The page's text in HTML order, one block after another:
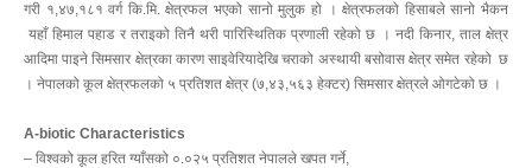
गरी १,४७,१८१ वर्ग कि.मि. क्षेत्रफल भएको सानो मुलुक हो । क्षेत्रफलको हिसाबले सानो भैकन
यहाँ हिमाल पहाड र तराइको तिनै थरी पारिस्थितिक प्रणाली रहेको छ । नदी किनार, ताल क्षेत्र
आदिमा पाइने सिमसार क्षेत्रका कारण साइवेरियादेखि चराको अस्थायी बसोवास क्षेत्र समेत रहेको छ
। नेपालको कूल क्षेत्रफलको ५ प्रतिशत क्षेत्र (७,४३,५६३ हेक्टर) सिमसार क्षेत्रले ओगटेको छ ।
A-biotic Characteristics
– विश्वको कूल हरित ग्याँसको ०.०२५ प्रतिशत नेपालले खपत गर्ने,